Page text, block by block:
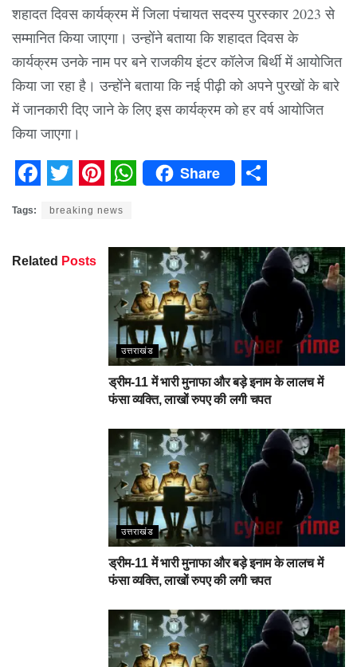
शहादत दिवस कार्यक्रम में जिला पंचायत सदस्य पुरस्कार 2023 से
सम्मानित किया जाएगा। उन्होंने बताया कि शहादत दिवस के
कार्यक्रम उनके नाम पर बने राजकीय इंटर कॉलेज बिर्थी में आयोजित
किया जा रहा है। उन्होंने बताया कि नई पीढ़ी को अपने पुरखों के बारे
में जानकारी दिए जाने के लिए इस कार्यक्रम को हर वर्ष आयोजित
किया जाएगा।
Share
Tags: breaking news
Related Posts
उत्तराखंड
ड्रीम-11 में भारी मुनाफा और बड़े इनाम के लालच में
फंसा व्यक्ति, लाखों रुपए की लगी चपत
उत्तराखंड
ड्रीम-11 में भारी मुनाफा और बड़े इनाम के लालच में
फंसा व्यक्ति, लाखों रुपए की लगी चपत